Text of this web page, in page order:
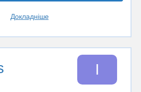
Докладніше
I